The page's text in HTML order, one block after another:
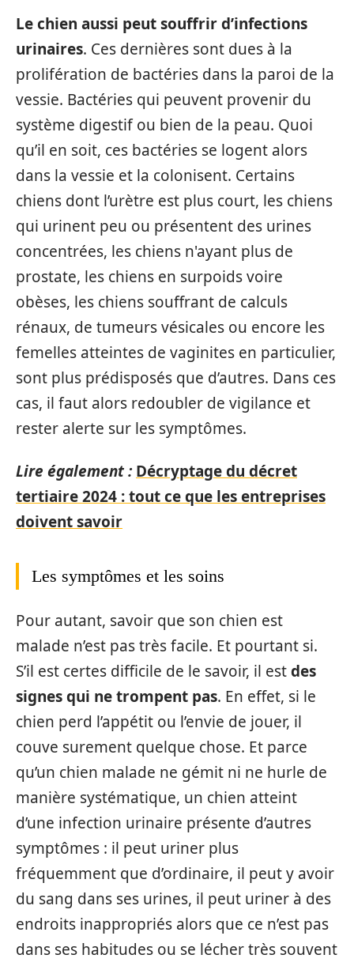
Le chien aussi peut souffrir d’infections
urinaires. Ces dernières sont dues à la
prolifération de bactéries dans la paroi de la
vessie. Bactéries qui peuvent provenir du
système digestif ou bien de la peau. Quoi
qu’il en soit, ces bactéries se logent alors
dans la vessie et la colonisent. Certains
chiens dont l’urètre est plus court, les chiens
qui urinent peu ou présentent des urines
concentrées, les chiens n'ayant plus de
prostate, les chiens en surpoids voire
obèses, les chiens souffrant de calculs
rénaux, de tumeurs vésicales ou encore les
femelles atteintes de vaginites en particulier,
sont plus prédisposés que d’autres. Dans ces
cas, il faut alors redoubler de vigilance et
rester alerte sur les symptômes.
Lire également : Décryptage du décret
tertiaire 2024 : tout ce que les entreprises
doivent savoir
Les symptômes et les soins
Pour autant, savoir que son chien est
malade n’est pas très facile. Et pourtant si.
S’il est certes difficile de le savoir, il estdes
signes qui ne trompent pas. En effet, si le
chien perd l’appétit ou l’envie de jouer, il
couve surement quelque chose. Et parce
qu’un chien malade ne gémit ni ne hurle de
manière systématique, un chien atteint
d’une infection urinaire présente d’autres
symptômes : il peut uriner plus
fréquemment que d’ordinaire, il peut y avoir
du sang dans ses urines, il peut uriner à des
endroits inappropriés alors que ce n’est pas
dans ses habitudes ou se lécher très souvent